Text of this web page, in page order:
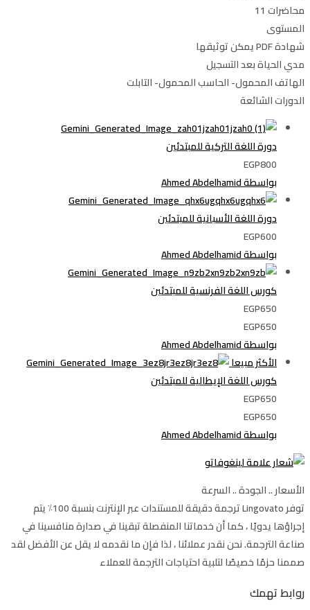
محاضرات 11
المستوى
شهادة PDF يمكن توثيقها
مدي الحياة بعد التسجيل
الهاتف المحمول- الحاسب المحمول- التابلت
الدورات الشائعة
دورة اللغة التركية للمبتدئين
EGP800
بواسطة Ahmed Abdelhamid
دورة اللغة الأسبانية للمبتدئين
EGP600
بواسطة Ahmed Abdelhamid
كورس اللغة الفرنسية للمبتدئين
EGP650
EGP650
بواسطة Ahmed Abdelhamid
الأكثر مبيعا
كورس اللغة الإيطالية للمبتدئين
EGP650
EGP650
بواسطة Ahmed Abdelhamid
الأسعار .. الجودة .. السرعة
توفر Lingovato ترجمة دقيقة للمستندات عبر الإنترنت بنسبة 100٪ يتم
إجراؤها يدويًا ، كما أن خدماتنا المنفصلة تبقينا في صدارة منافسينا في
صناعة الترجمة. نحن نقدر عملائنا ، لذا فإن ما نقدمه لا يقل عن الأفضل لقد
صممنا حزمًا خصيصًا لتلبية احتياجات الترجمة للعملاء
روابط تهمك